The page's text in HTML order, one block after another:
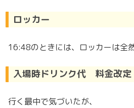
ロッカー
16:48のときには、ロッカーは全
入場時ドリンク代 料金改定
行く最中で気づいたが、